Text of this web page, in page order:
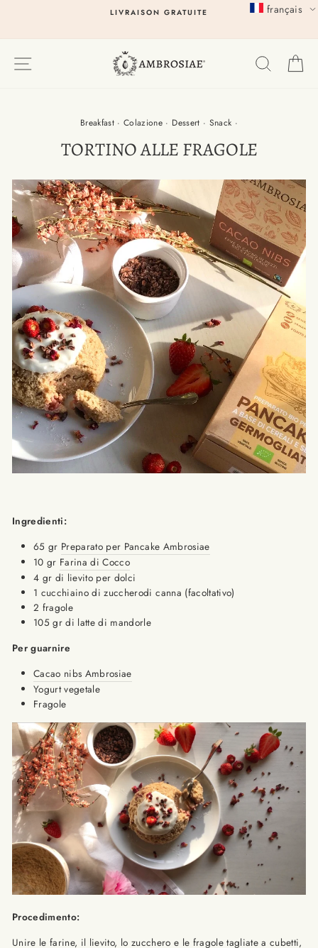
LIVRAISON GRATUITE
Breakfast ·Colazione · Dessert · Snack ·
TORTINO ALLE FRAGOLE
Ingredienti:
65 gr Preparato per Pancake Ambrosiae
10 gr Farina di Cocco
4 gr di lievito per dolci
1 cucchiaino di zuccherodi canna (facoltativo)
2 fragole
105 gr di latte di mandorle
Per guarnire
Cacao nibs Ambrosiae
Yogurt vegetale
Fragole
Procedimento:
Unire le farine, il lievito, lo zucchero e le fragole tagliate a cubetti,
français